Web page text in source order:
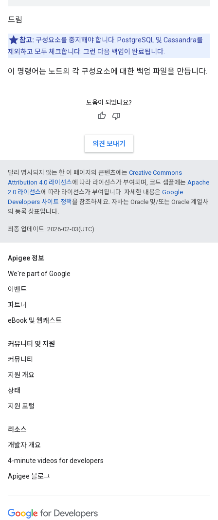
드림
참고: 구성요소를 중지해야 합니다. PostgreSQL 및 Cassandra를
제외하고 모두 체크합니다. 그런 다음 백업이 완료됩니다.
이 명령어는 노드의 각 구성요소에 대한 백업 파일을 만듭니다.
도움이 되었나요?
의견 보내기
달리 명시되지 않는 한 이 페이지의 콘텐츠에는 Creative Commons
Attribution 4.0 라이선스에 따라 라이선스가 부여되며, 코드 샘플에는 Apache
2.0 라이선스에 따라 라이선스가 부여됩니다. 자세한 내용은 Google
Developers 사이트 정책을 참조하세요. 자바는 Oracle 및/또는 Oracle 계열사
의 등록 상표입니다.
최종 업데이트: 2026-02-03(UTC)
Apigee 정보
We're part of Google
이벤트
파트너
eBook 및 웹캐스트
커뮤니티 및 지원
커뮤니티
지원 개요
상태
지원 포털
리소스
개발자 개요
4-minute videos for developers
Apigee 블로그